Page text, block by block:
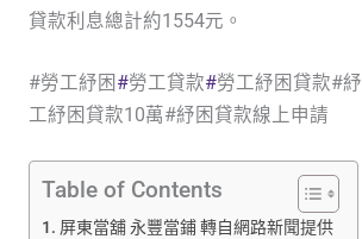
貸款利息總計約1554元。
#勞工紓困 #勞工貸款#勞工紓困貸款#
工紓困貸款10萬#紓困貸款線上申請
Table of Contents
屏東當舖 永豐當鋪 轉自網路新聞提供